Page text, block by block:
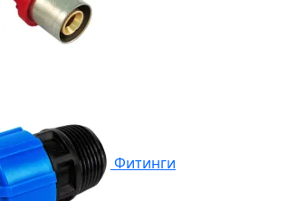
Фитинги